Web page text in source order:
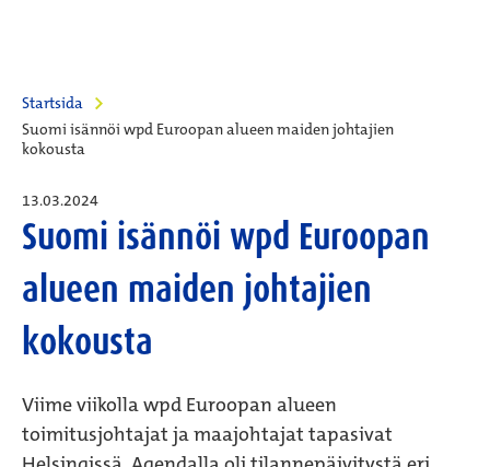
Startsida
Suomi isännöi wpd Euroopan alueen maiden johtajien
kokousta
13.03.2024
Suomi isännöi wpd Euroopan
alueen maiden johtajien
kokousta
Viime viikolla wpd Euroopan alueen
toimitusjohtajat ja maajohtajat tapasivat